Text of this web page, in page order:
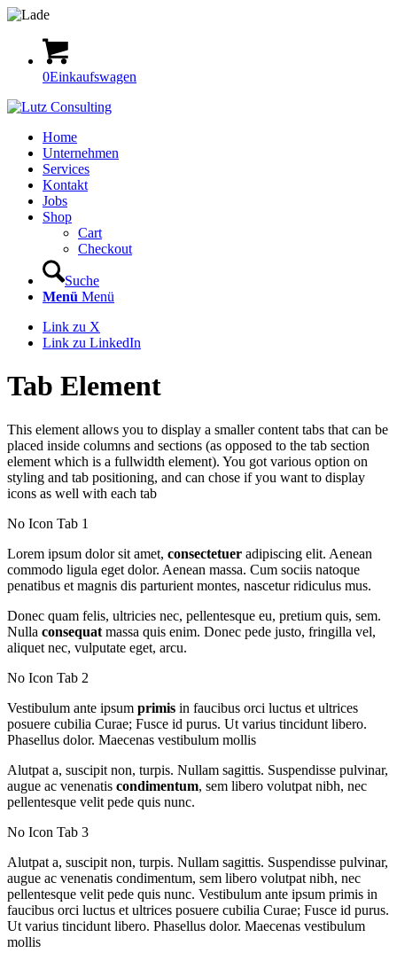
0Einkaufswagen
Home
Unternehmen
Services
Kontakt
Jobs
Shop
Cart
Checkout
Suche
Menü Menü
Link zu X
Link zu LinkedIn
Tab Element
This element allows you to display a smaller content tabs that can be
placed inside columns and sections (as opposed to the tab section
element which is a fullwidth element). You got various option on
styling and tab positioning, and can chose if you want to display
icons as well with each tab
No Icon Tab 1
Lorem ipsum dolor sit amet, consectetuer adipiscing elit. Aenean
commodo ligula eget dolor. Aenean massa. Cum sociis natoque
penatibus et magnis dis parturient montes, nascetur ridiculus mus.
Donec quam felis, ultricies nec, pellentesque eu, pretium quis, sem.
Nulla consequat massa quis enim. Donec pede justo, fringilla vel,
aliquet nec, vulputate eget, arcu.
No Icon Tab 2
Vestibulum ante ipsum primis in faucibus orci luctus et ultrices
posuere cubilia Curae; Fusce id purus. Ut varius tincidunt libero.
Phasellus dolor. Maecenas vestibulum mollis
Alutpat a, suscipit non, turpis. Nullam sagittis. Suspendisse pulvinar,
augue ac venenatis condimentum, sem libero volutpat nibh, nec
pellentesque velit pede quis nunc.
No Icon Tab 3
Alutpat a, suscipit non, turpis. Nullam sagittis. Suspendisse pulvinar,
augue ac venenatis condimentum, sem libero volutpat nibh, nec
pellentesque velit pede quis nunc. Vestibulum ante ipsum primis in
faucibus orci luctus et ultrices posuere cubilia Curae; Fusce id purus.
Ut varius tincidunt libero. Phasellus dolor. Maecenas vestibulum
mollis